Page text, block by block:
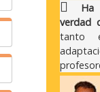
Ha
verdad
tanto